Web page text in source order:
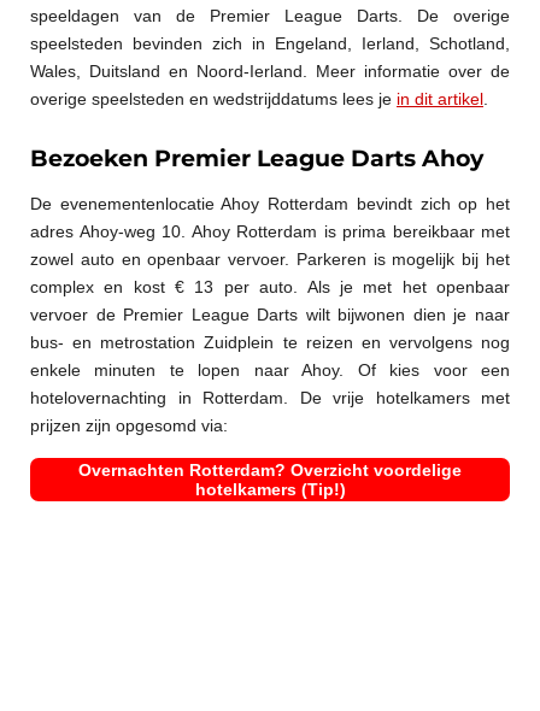
speeldagen van de Premier League Darts. De overige
speelsteden bevinden zich in Engeland, Ierland, Schotland,
Wales, Duitsland en Noord-Ierland. Meer informatie over de
overige speelsteden en wedstrijddatums lees je in dit artikel.
Bezoeken Premier League Darts Ahoy
De evenementenlocatie Ahoy Rotterdam bevindt zich op het
adres Ahoy-weg 10. Ahoy Rotterdam is prima bereikbaar met
zowel auto en openbaar vervoer. Parkeren is mogelijk bij het
complex en kost € 13 per auto. Als je met het openbaar
vervoer de Premier League Darts wilt bijwonen dien je naar
bus- en metrostation Zuidplein te reizen en vervolgens nog
enkele minuten te lopen naar Ahoy. Of kies voor een
hotelovernachting in Rotterdam. De vrije hotelkamers met
prijzen zijn opgesomd via:
Overnachten Rotterdam? Overzicht voordelige
hotelkamers (Tip!)